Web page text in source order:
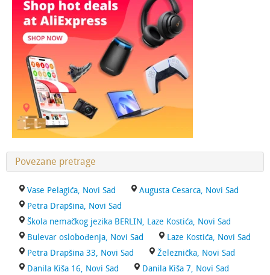
Povezane pretrage
Vase Pelagića, Novi Sad
Augusta Cesarca, Novi Sad
Petra Drapšina, Novi Sad
Škola nemačkog jezika BERLIN, Laze Kostića, Novi Sad
Bulevar oslobođenja, Novi Sad
Laze Kostića, Novi Sad
Petra Drapšina 33, Novi Sad
Železnička, Novi Sad
Danila Kiša 16, Novi Sad
Danila Kiša 7, Novi Sad